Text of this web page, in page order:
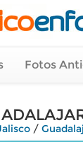
Fotos
/